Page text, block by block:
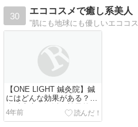
30
エココスメで癒し系美人
【ONE LIGHT 鍼灸院】鍼
にはどんな効果がある？婦
人科疾患や妊活に効果的？
鍼灸師の會澤（あいざわ）
4年前